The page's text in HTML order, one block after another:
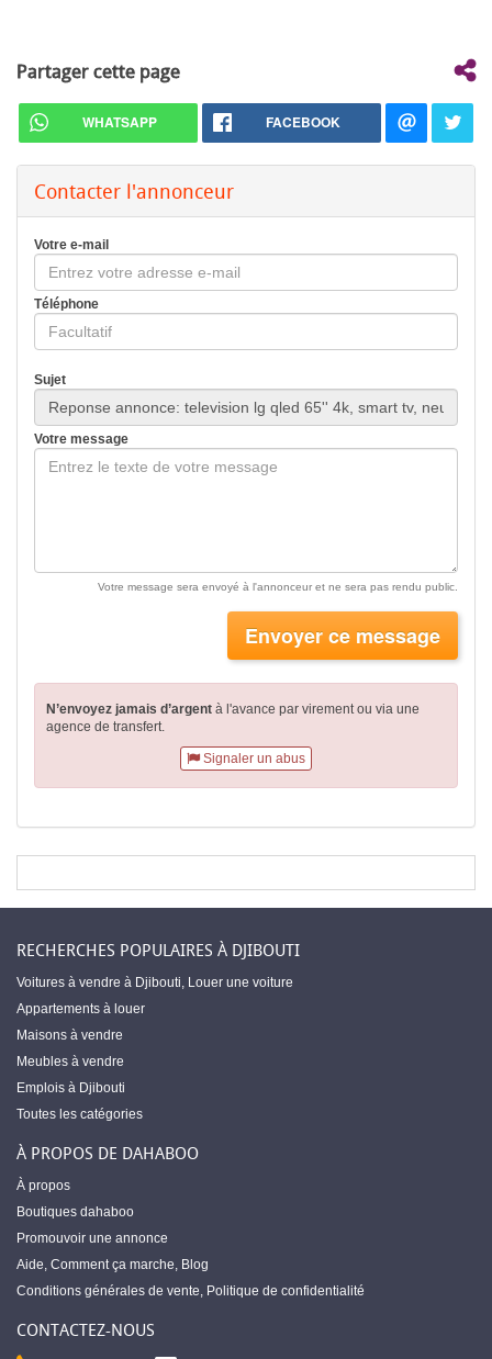
Partager cette page
WHATSAPP FACEBOOK
Contacter l'annonceur
Votre e-mail
Téléphone
Sujet
Votre message
Votre message sera envoyé à l'annonceur et ne sera pas rendu public.
Envoyer ce message
N’envoyez jamais d’argent à l'avance par virementou via une
agence de transfert.
Signaler un abus
RECHERCHES POPULAIRES À DJIBOUTI
Voitures à vendre à Djibouti, Louer une voiture
Appartements à louer
Maisons à vendre
Meubles à vendre
Emplois à Djibouti
Toutes les catégories
À PROPOS DE DAHABOO
À propos
Boutiques dahaboo
Promouvoir une annonce
Aide, Comment ça marche, Blog
Conditions générales de vente, Politique de confidentialité
CONTACTEZ-NOUS